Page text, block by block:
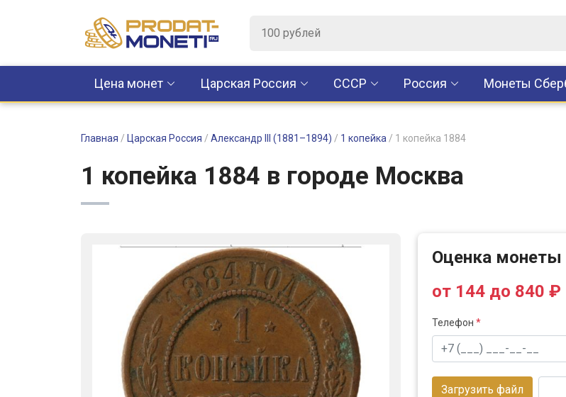
Цена монет Царская Россия CCCР Россия Монеты
Главная / Царская Россия / Александр III (1881–1894) / 1 копейка / 1 копейка 1884
1 копейка 1884 в городе Москва
Оценка монеты
от 144 до 840 ₽
Телефон *
Загрузить файл